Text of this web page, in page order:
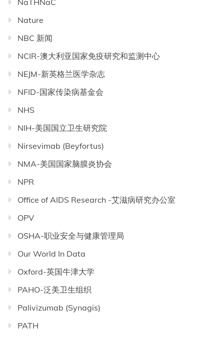
NaTHNaC
Nature
NBC 新闻
NCIR-澳大利亚国家免疫研究和监测中心
NEJM-新英格兰医学杂志
NFID-国家传染病基金会
NHS
NIH-美国国立卫生研究院
Nirsevimab (Beyfortus)
NMA-美国国家脑膜炎协会
NPR
Office of AIDS Research -艾滋病研究办公室
OPV
OSHA-职业安全与健康管理局
Our World In Data
Oxford-英国牛津大学
PAHO-泛美卫生组织
Palivizumab (Synagis)
PATH